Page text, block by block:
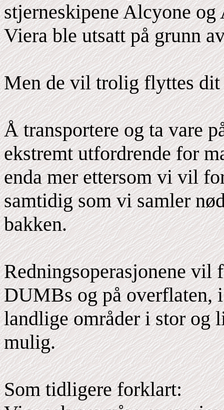
stjerneskipene Alcyone
Viera ble utsatt på grunn
Men de vil trolig flyttes
Å transportere og ta vare
ekstremt utfordrende for
enda mer ettersom vi vil
samtidig som vi samler
bakken.
Redningsoperasjonene vil
DUMBs og på overflaten,
landlige områder i stor og
mulig.
Som tidligere forklart: